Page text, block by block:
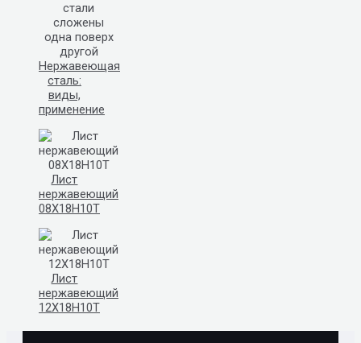
Нержавеющая
сталь:
виды,
применение
Лист
нержавеющий
08Х18Н10Т
Лист
нержавеющий
12Х18Н10Т